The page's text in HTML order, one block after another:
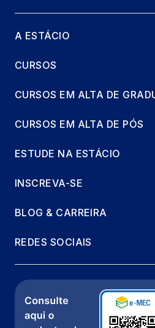
A ESTÁCIO
CURSOS
CURSOS EM ALTA DE
CURSOS EM ALTA DE PÓS
ESTUDE NA ESTÁCIO
INSCREVA-SE
BLOG & CARREIRA
REDES SOCIAIS